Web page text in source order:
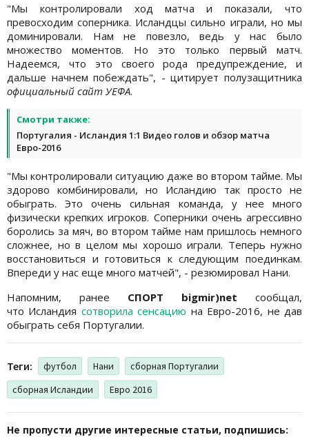
"Мы контролировали ход матча и показали, что
превосходим соперника. Исландцы сильно играли, но мы
доминировали. Нам не повезло, ведь у нас было
множество моментов. Но это только первый матч.
Надеемся, что это своего рода предупреждение, и
дальше начнем побеждать", - цитирует полузащитника
официальный сайт УЕФА.
Смотри также:
Португалия - Исландия 1:1 Видео голов и обзор матча
Евро-2016
"Мы контролировали ситуацию даже во втором тайме. Мы
здорово комбинировали, но Исландию так просто не
обыграть. Это очень сильная команда, у нее много
физически крепких игроков. Соперники очень агрессивно
боролись за мяч, во втором тайме нам пришлось немного
сложнее, но в целом мы хорошо играли. Теперь нужно
восстановиться и готовиться к следующим поединкам.
Впереди у нас еще много матчей", - резюмировал Нани.
Напомним, ранее СПОРТ bigmir)net сообщал,
что Исландия сотворила сенсацию на Евро-2016, не дав
обыграть себя Португалии.
Теги: футбол Нани
сборная Португалии
сборная Исландии
Евро 2016
Не пропусти другие интересные статьи, подпишись: